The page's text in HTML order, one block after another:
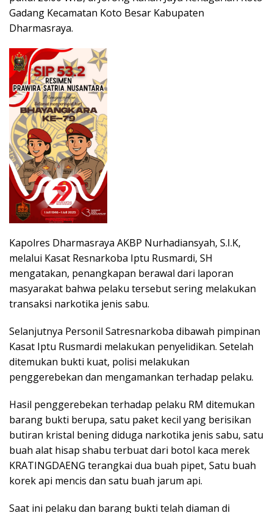
Gadang Kecamatan Koto Besar Kabupaten
Dharmasraya.
Kapolres Dharmasraya AKBP Nurhadiansyah, S.I.K,
melalui Kasat Resnarkoba Iptu Rusmardi, SH
mengatakan, penangkapan berawal dari laporan
masyarakat bahwa pelaku tersebut sering melakukan
transaksi narkotika jenis sabu.
Selanjutnya Personil Satresnarkoba dibawah pimpinan
Kasat Iptu Rusmardi melakukan penyelidikan. Setelah
ditemukan bukti kuat, polisi melakukan
penggerebekan dan mengamankan terhadap pelaku.
Hasil penggerebekan terhadap pelaku RM ditemukan
barang bukti berupa, satu paket kecil yang berisikan
butiran kristal bening diduga narkotika jenis sabu, satu
buah alat hisap shabu terbuat dari botol kaca merek
KRATINGDAENG terangkai dua buah pipet, Satu buah
korek api mencis dan satu buah jarum api.
Saat ini pelaku dan barang bukti telah diaman di